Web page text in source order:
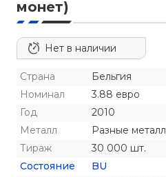
монет)
Нет в наличии
Страна
Бельгия
Номинал
3.88 евро
Год
2010
Металл
Разные
Тираж
30 000 шт.
Состояние
BU